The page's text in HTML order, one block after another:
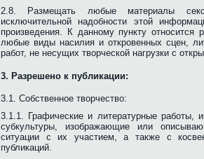
2.8. Размещать любые материалы
исключительной надобности этой
произведения. К данному пункту
любые виды насилия и откровенных сцен,
работ, не несущих творческой нагрузки с
3. Разрешено к публикации:
3.1. Собственное творчество:
3.1.1. Графические и литературные работы,
субкультуры, изображающие или
ситуации с их участием, а также с
публикаций.